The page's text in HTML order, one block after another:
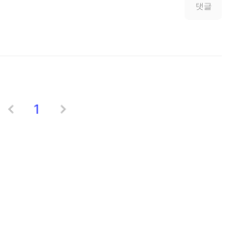
댓글
1